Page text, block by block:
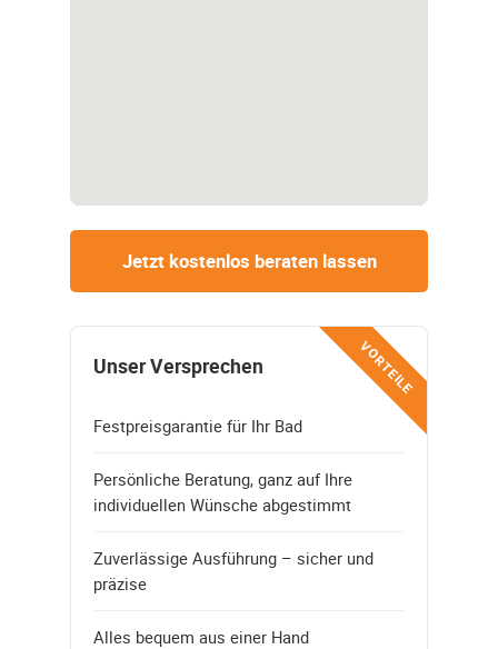
Jetzt kostenlos beraten lassen
VORTEILE
Unser Versprechen
Festpreisgarantie für Ihr Bad
Persönliche Beratung, ganz auf Ihre
individuellen Wünsche abgestimmt
Zuverlässige Ausführung – sicher und
präzise
Alles bequem aus einer Hand